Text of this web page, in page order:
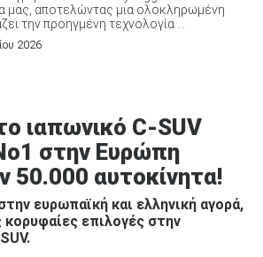
μας, αποτελώντας μια ολοκληρωμένη
την προηγμένη τεχνολογία ...
2026
ιαπωνικό C-SUV
στην Ευρώπη
50.000 αυτοκίνητα!
ευρωπαϊκή και ελληνική αγορά,
κορυφαίες επιλογές στην